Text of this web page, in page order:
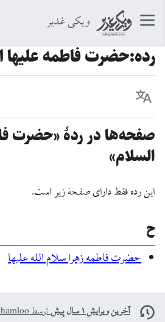
ویکی غدیر
رده:حضرت فاطمه علیها
زبان
صفحه‌ها در ردهٔ «حضرت
السلام»
این رده فقط دارای صفحهٔ زیر است.
ح
حضرت فاطمه زهرا سلام الله علیها
آخرین ویرایش ۱ سال پیش توسط